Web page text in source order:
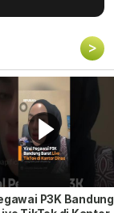
>
P3K Bandung